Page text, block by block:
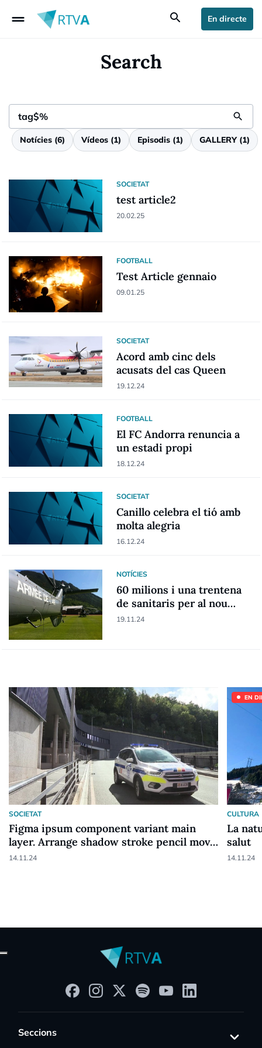
drag_handle search En directe
Search
search
Notícies(6) Vídeos(1) Episodis(1) GALLERY(1)
SOCIETAT
test article2
20.02.25
FOOTBALL
Test Article gennaio
09.01.25
SOCIETAT
Acord amb cinc dels
acusats del cas Queen
19.12.24
FOOTBALL
El FC Andorra renuncia a
un estadi propi
18.12.24
SOCIETAT
Canillo celebra el tió amb
molta alegria
16.12.24
NOTÍCIES
60 milions i una trentena
de sanitaris per al nou
hospital
19.11.24
SOCIETAT
Figma ipsum component variant main
layer. Arrange shadow stroke pencil move
object follower.
14.11.24
EN
CULTURA
La
salut
14.11.24
Seccions